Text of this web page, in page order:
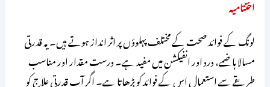
اختتامیہ
لونگ کے فوائد صحت کے مختلف پہلوؤں پر اثر انداز ہوتے ہیں۔ یہ قدرتی
مسالا ہاضمے، درد اور انفیکشن میں مفید ہے۔ درست مقدار اور مناسب
طریقے سے استعمال اس کے فوائد کو بڑھاتا ہے۔ اگر آپ قدرتی علاج کو